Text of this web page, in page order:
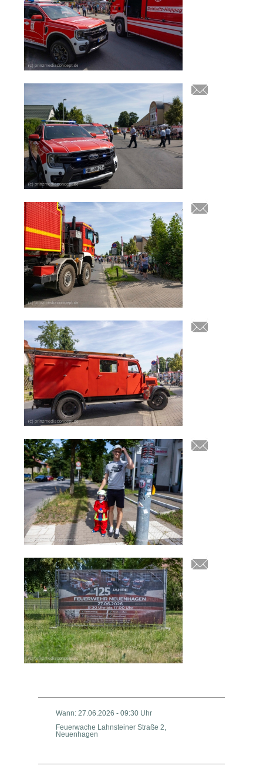
Wann: 27.06.2026 - 09:30 Uhr
Feuerwache Lahnsteiner Straße 2,
Neuenhagen